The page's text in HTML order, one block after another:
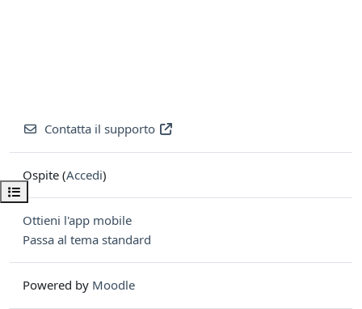
Apri indice del corso
Contatta il supporto
Ospite (Accedi)
Ottieni l'app mobile
Passa al tema standard
Powered by Moodle